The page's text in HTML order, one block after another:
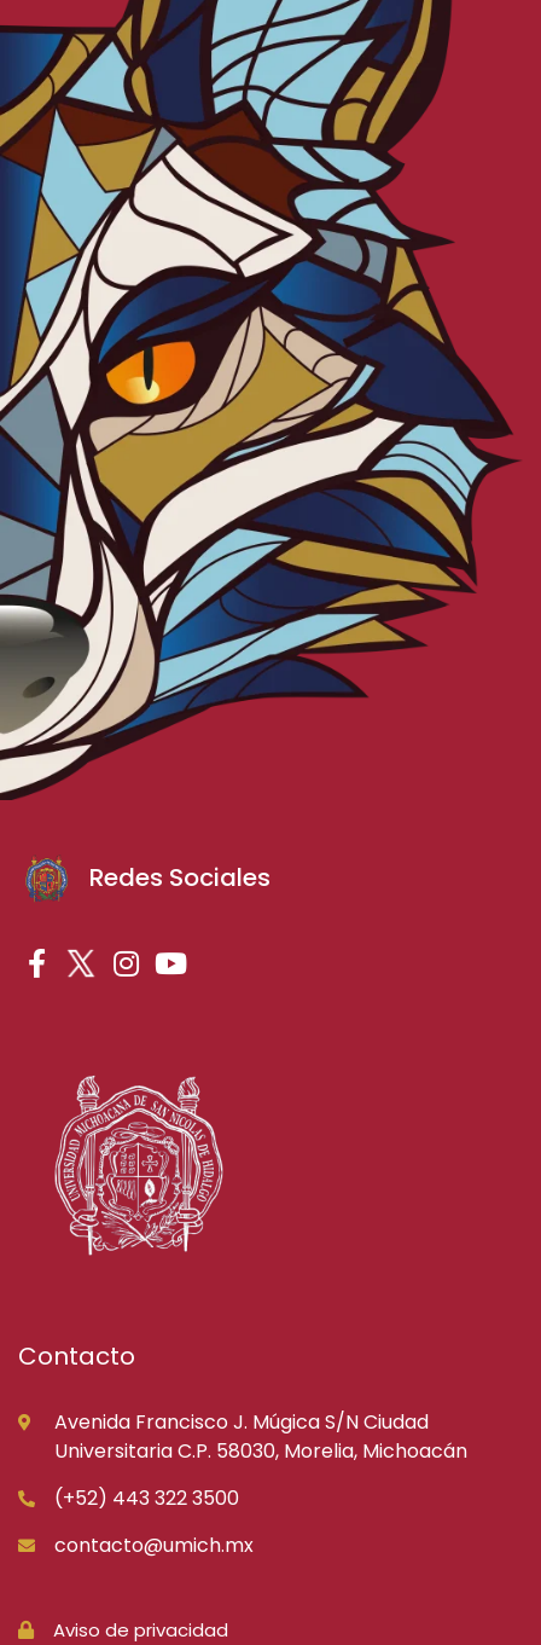
Redes Sociales
Contacto
Avenida Francisco J. Múgica S/N Ciudad
Universitaria C.P. 58030, Morelia, Michoacán
(+52) 443 322 3500
contacto@umich.mx
Aviso de privacidad